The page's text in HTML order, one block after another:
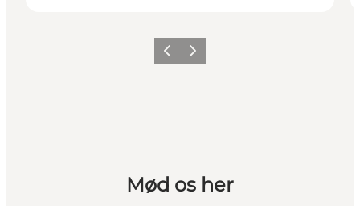
ForrigeNæste
Mød os her